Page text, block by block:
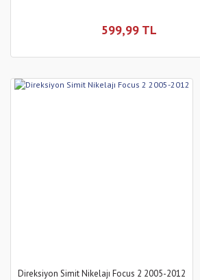
599,99 TL
Direksiyon Simit Nikelajı Focus 2 2005-2012